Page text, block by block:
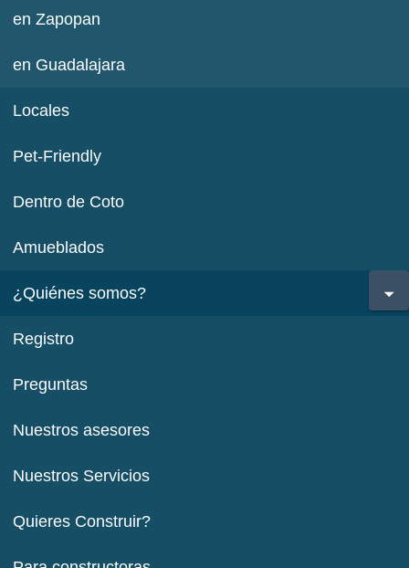
en Zapopan
en Guadalajara
Locales
Pet-Friendly
Dentro de Coto
Amueblados
¿Quiénes somos?
Registro
Preguntas
Nuestros asesores
Nuestros Servicios
Quieres Construir?